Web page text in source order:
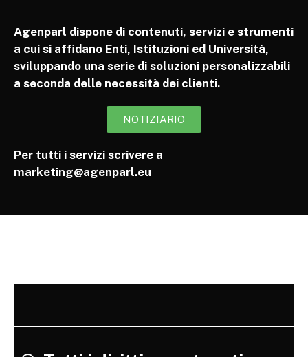
Agenparl dispone di contenuti, servizi e strumenti
a cui si affidano Enti, Istituzioni ed Università,
sviluppando una serie di soluzioni personalizzabili
a seconda delle necessità dei clienti.
NOTIZIARIO
Per tutti i servizi scrivere a
marketing@agenparl.eu